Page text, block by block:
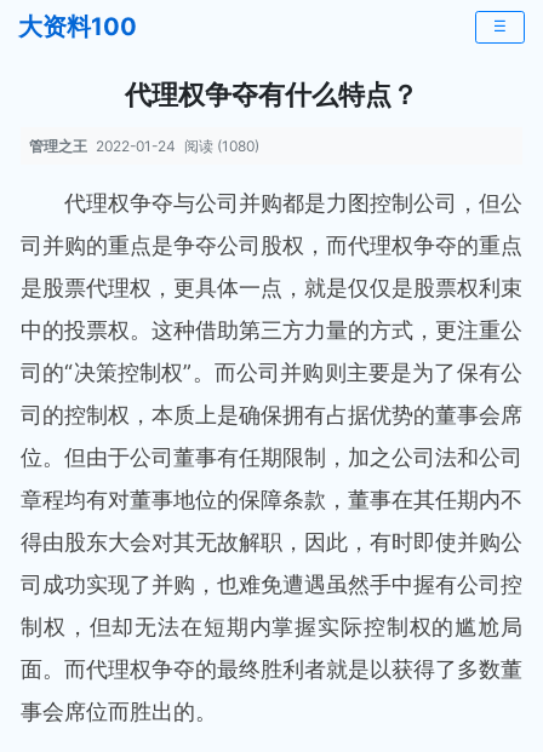
大资料100 ☰
代理权争夺有什么特点？
管理之王 2022-01-24 阅读 (1080)
代理权争夺与公司并购都是力图控制公司，但公
司并购的重点是争夺公司股权，而代理权争夺的重点
是股票代理权，更具体一点，就是仅仅是股票权利束
中的投票权。这种借助第三方力量的方式，更注重公
司的“决策控制权”。而公司并购则主要是为了保有公
司的控制权，本质上是确保拥有占据优势的董事会席
位。但由于公司董事有任期限制，加之公司法和公司
章程均有对董事地位的保障条款，董事在其任期内不
得由股东大会对其无故解职，因此，有时即使并购公
司成功实现了并购，也难免遭遇虽然手中握有公司控
制权，但却无法在短期内掌握实际控制权的尴尬局
面。而代理权争夺的最终胜利者就是以获得了多数董
事会席位而胜出的。